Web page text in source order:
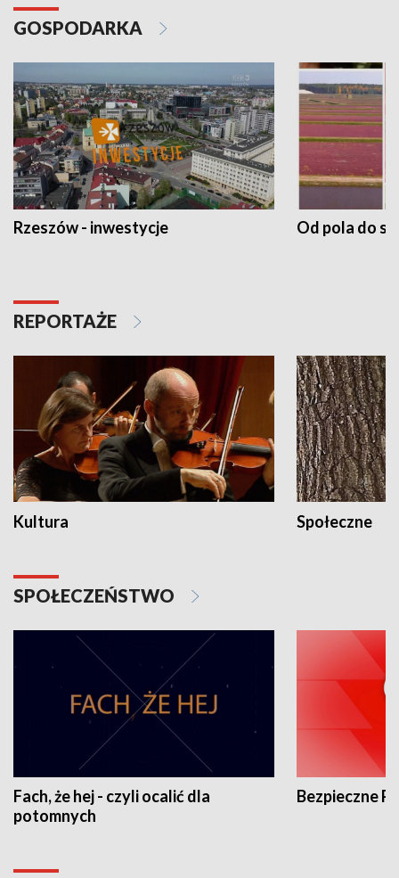
GOSPODARKA
Rzeszów - inwestycje Od pola do
REPORTAŻE
Kultura Społeczne
SPOŁECZEŃSTWO
Fach, że hej - czyli ocalić dla
potomnych
Bezpieczne